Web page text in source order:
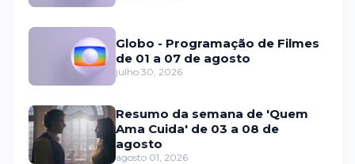
Globo - Programação de Filmes
de 01 a 07 de agosto
julho 30, 2026
Resumo da semana de 'Quem
Ama Cuida' de 03 a 08 de
agosto
agosto 01, 2026